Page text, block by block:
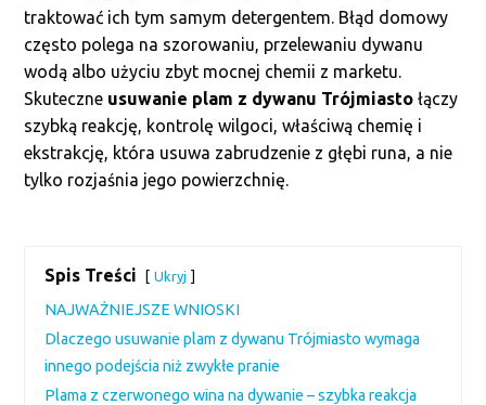
traktować ich tym samym detergentem. Błąd domowy
często polega na szorowaniu, przelewaniu dywanu
wodą albo użyciu zbyt mocnej chemii z marketu.
Skuteczne usuwanie plam z dywanu Trójmiasto łączy
szybką reakcję, kontrolę wilgoci, właściwą chemię i
ekstrakcję, która usuwa zabrudzenie z głębi runa, a nie
tylko rozjaśnia jego powierzchnię.
Spis Treści Ukryj
NAJWAŻNIEJSZE WNIOSKI
Dlaczego usuwanie plam z dywanu Trójmiasto wymaga
innego podejścia niż zwykłe pranie
Plama z czerwonego wina na dywanie – szybka reakcja